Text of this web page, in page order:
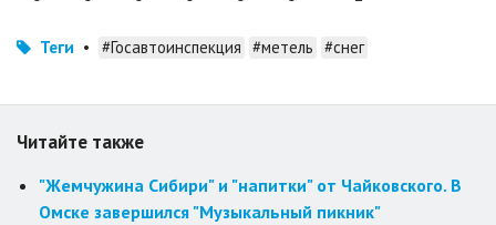
Теги • #Госавтоинспекция #метель #снег
Читайте также
"Жемчужина Сибири" и "напитки" от Чайковского. В
Омске завершился "Музыкальный пикник"